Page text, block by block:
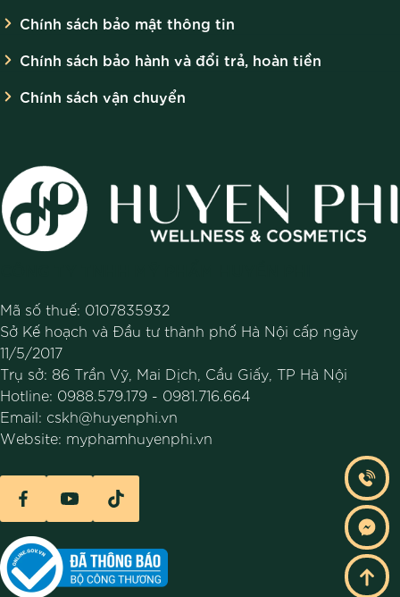
Chính sách bảo mật thông tin
Chính sách bảo hành và đổi trả, hoàn tiền
Chính sách vận chuyển
Mã số thuế: 0107835932
Sở Kế hoạch và Đầu tư thành phố Hà Nội cấp ngày
11/5/2017
Trụ sở: 86 Trần Vỹ, Mai Dịch, Cầu Giấy, TP Hà Nội
Hotline: 0988.579.179 - 0981.716.664
Email: cskh@huyenphi.vn
Website: myphamhuyenphi.vn